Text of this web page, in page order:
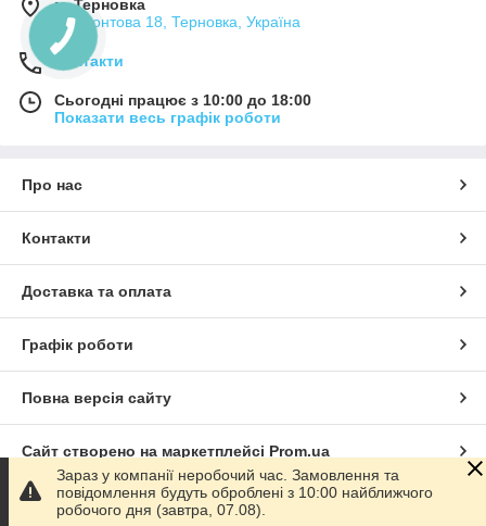
м. Терновка
Лермонтова 18, Терновка, Україна
Контакти
Сьогодні працює з 10:00 до 18:00
Показати весь графік роботи
Про нас
Контакти
Доставка та оплата
Графік роботи
Повна версія сайту
Сайт створено на маркетплейсі Prom.ua
Політика конфіденційності
Зараз у компанії неробочий час. Замовлення та
повідомлення будуть оброблені з 10:00 найближчого
робочого дня (завтра, 07.08).